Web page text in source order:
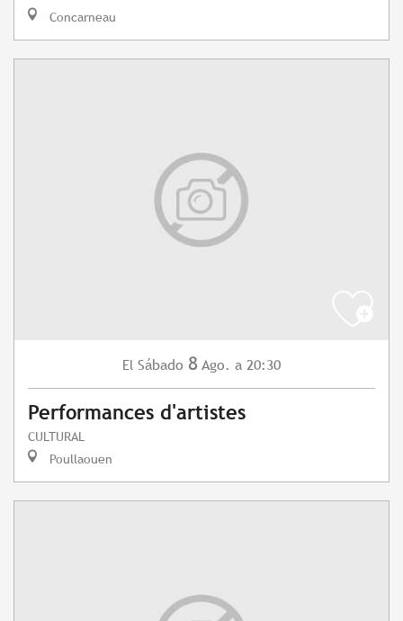
Concarneau
El Sábado 8 Ago. a 20:30
Performances d'artistes
CULTURAL
Poullaouen